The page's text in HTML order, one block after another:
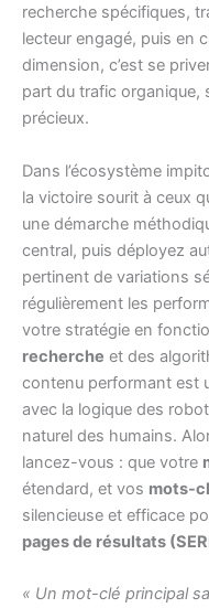
recherche spécifiques,
lecteur engagé, puis en
dimension, c’est se
part du trafic organique,
précieux.
Dans l’écosystème
la victoire sourit à ceux
une démarche
central, puis déployez
pertinent de variations
régulièrement les
votre stratégie en
recherche et des
contenu performant est
avec la logique des
naturel des humains.
lancez-vous : que votre
étendard, et vos mots-
silencieuse et efficace
pages de résultats
« Un mot-clé principal